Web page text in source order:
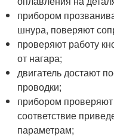
прибором
шнура, поверяют
проверяют работу
от нагара;
двигатель достают
проводки;
прибором
соответствие
параметрам;